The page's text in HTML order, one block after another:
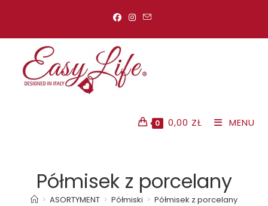
0 0,00 ZŁ MENU
Półmisek z porcelany
> ASORTYMENT > Półmiski > Półmisek z porcelany